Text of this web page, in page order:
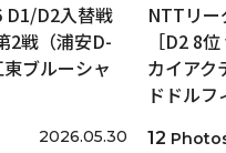
D1/D2入替戦
2戦（浦安D-
ブルーシャ
2026.05.30
NTTリ
［D2 8
カイアク
ドドル
12